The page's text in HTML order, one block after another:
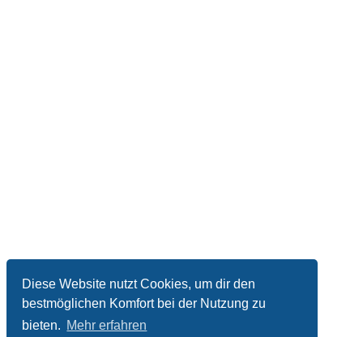
Diese Website nutzt Cookies, um dir den
bestmöglichen Komfort bei der Nutzung zu
bieten. Mehr erfahren